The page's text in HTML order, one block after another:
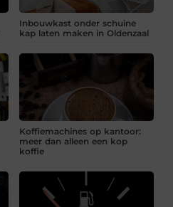
Inbouwkast onder schuine
kap laten maken in Oldenzaal
Koffiemachines op kantoor:
meer dan alleen een kop
koffie